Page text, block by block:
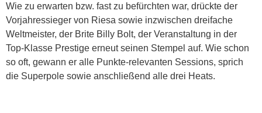
Wie zu erwarten bzw. fast zu befürchten war, drückte der
Vorjahressieger von Riesa sowie inzwischen dreifache
Weltmeister, der Brite Billy Bolt, der Veranstaltung in der
Top-Klasse Prestige erneut seinen Stempel auf. Wie schon
so oft, gewann er alle Punkte-relevanten Sessions, sprich
die Superpole sowie anschließend alle drei Heats.